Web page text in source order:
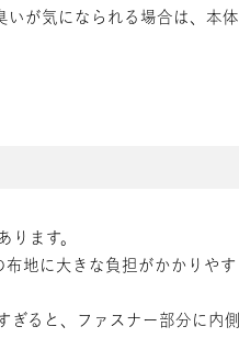
いが気になられる場合は、本体
ります。
地に大きな負担がかかりやす
ぎると、ファスナー部分に内側